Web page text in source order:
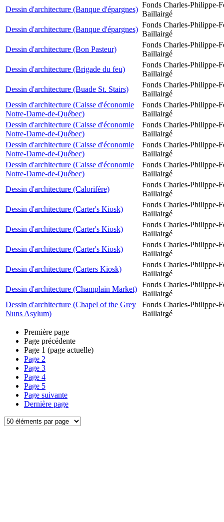
Dessin d'architecture (Banque d'épargnes)
Fonds Charles-Philippe-
Baillairgé
Dessin d'architecture (Banque d'épargnes)
Fonds Charles-Philippe-
Baillairgé
Dessin d'architecture (Bon Pasteur)
Fonds Charles-Philippe-
Baillairgé
Dessin d'architecture (Brigade du feu)
Fonds Charles-Philippe-
Baillairgé
Dessin d'architecture (Buade St. Stairs)
Fonds Charles-Philippe-
Baillairgé
Dessin d'architecture (Caisse d'économie
Notre-Dame-de-Québec)
Fonds Charles-Philippe-
Baillairgé
Dessin d'architecture (Caisse d'économie
Notre-Dame-de-Québec)
Fonds Charles-Philippe-
Baillairgé
Dessin d'architecture (Caisse d'économie
Notre-Dame-de-Québec)
Fonds Charles-Philippe-
Baillairgé
Dessin d'architecture (Caisse d'économie
Notre-Dame-de-Québec)
Fonds Charles-Philippe-
Baillairgé
Dessin d'architecture (Calorifère)
Fonds Charles-Philippe-
Baillairgé
Dessin d'architecture (Carter's Kiosk)
Fonds Charles-Philippe-
Baillairgé
Dessin d'architecture (Carter's Kiosk)
Fonds Charles-Philippe-
Baillairgé
Dessin d'architecture (Carter's Kiosk)
Fonds Charles-Philippe-
Baillairgé
Dessin d'architecture (Carters Kiosk)
Fonds Charles-Philippe-
Baillairgé
Dessin d'architecture (Champlain Market)
Fonds Charles-Philippe-
Baillairgé
Dessin d'architecture (Chapel of the Grey
Nuns Asylum)
Fonds Charles-Philippe-
Baillairgé
Première page
Page précédente
Page 1 (page actuelle)
Page 2
Page 3
Page 4
Page 5
Page suivante
Dernière page